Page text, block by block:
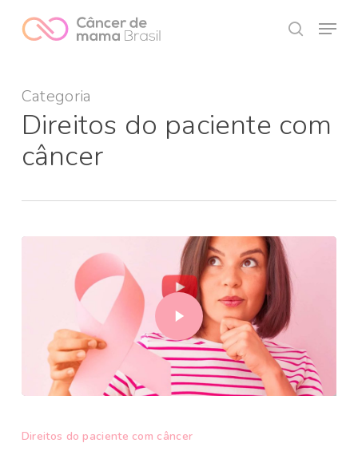
Menu
Categoria
Direitos do paciente com
câncer
Direitos do paciente com câncer